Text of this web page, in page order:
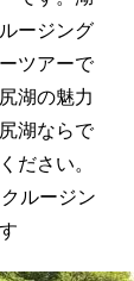
ージング
ツアーで
湖の魅力
湖ならで
ださい。
ルージン